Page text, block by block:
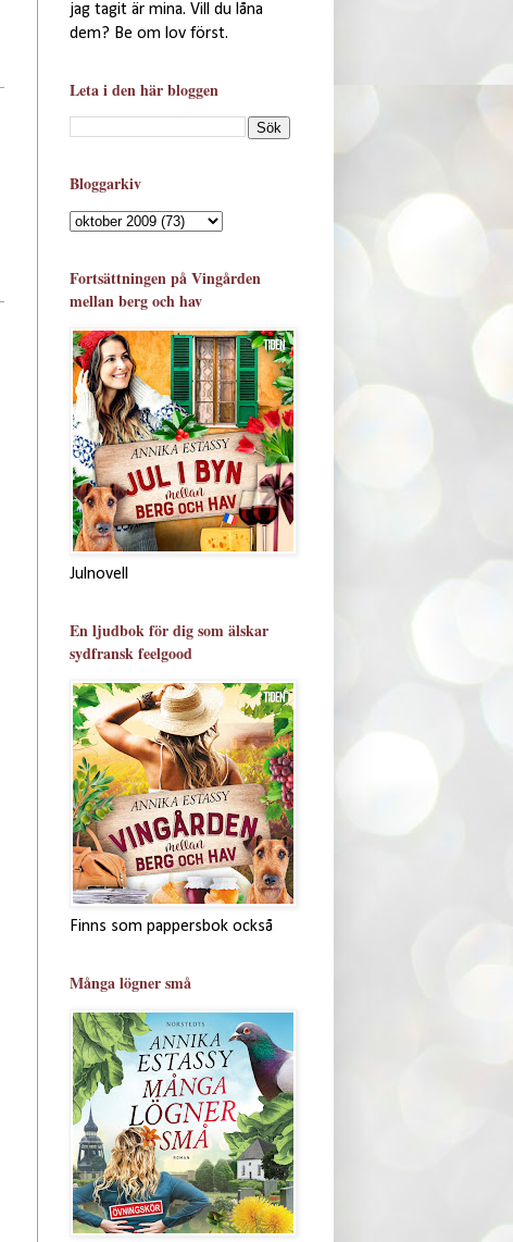
jag tagit är mina. Vill du låna
dem? Be om lov först.
Leta i den här bloggen
Bloggarkiv
Fortsättningen på Vingården
mellan berg och hav
Julnovell
En ljudbok för dig som älskar
sydfransk feelgood
Finns som pappersbok också
Många lögner små